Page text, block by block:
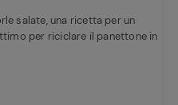
salate, una ricetta per un
per riciclare il panettone in